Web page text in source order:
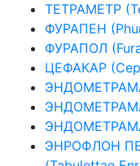
ТЕТРАМЕТР
ФУРАПЕН
ФУРАПОЛ
ЦЕФАКАР
ЭНРОФЛОН